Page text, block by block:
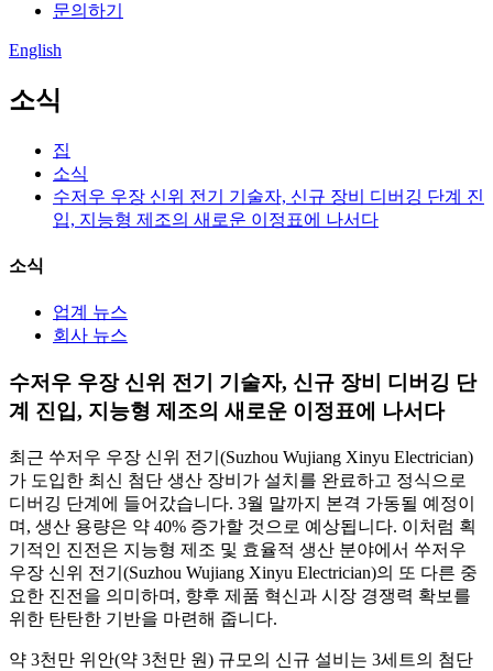
문의하기
English
소식
집
소식
수저우 우장 신위 전기 기술자, 신규 장비 디버깅 단계 진
입, 지능형 제조의 새로운 이정표에 나서다
소식
업계 뉴스
회사 뉴스
수저우 우장 신위 전기 기술자, 신규 장비 디버깅 단
계 진입, 지능형 제조의 새로운 이정표에 나서다
최근 쑤저우 우장 신위 전기(Suzhou Wujiang Xinyu Electrician)
가 도입한 최신 첨단 생산 장비가 설치를 완료하고 정식으로
디버깅 단계에 들어갔습니다. 3월 말까지 본격 가동될 예정이
며, 생산 용량은 약 40% 증가할 것으로 예상됩니다. 이처럼 획
기적인 진전은 지능형 제조 및 효율적 생산 분야에서 쑤저우
우장 신위 전기(Suzhou Wujiang Xinyu Electrician)의 또 다른 중
요한 진전을 의미하며, 향후 제품 혁신과 시장 경쟁력 확보를
위한 탄탄한 기반을 마련해 줍니다.
약 3천만 위안(약 3천만 원) 규모의 신규 설비는 3세트의 첨단